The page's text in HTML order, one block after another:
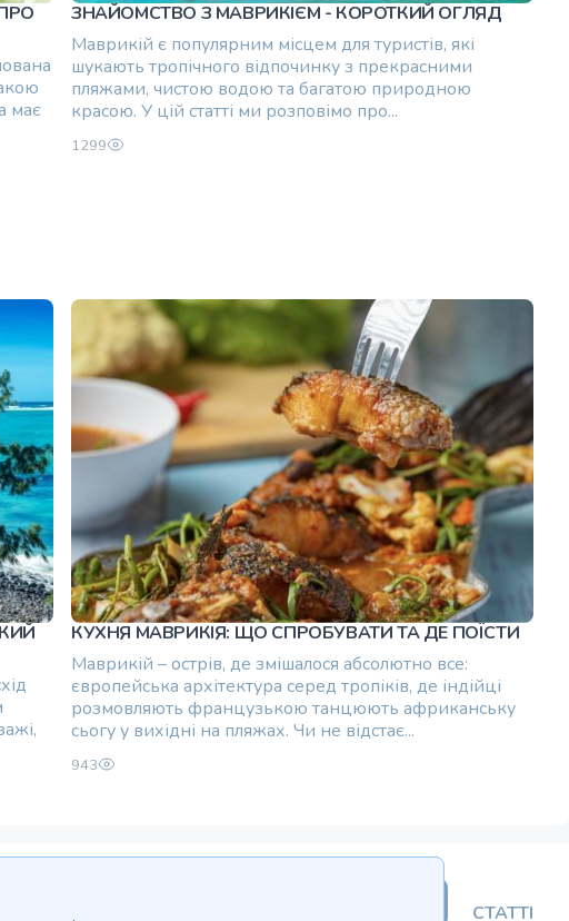
має
ЗНАЙОМСТВО З МАВРИКІЄМ - КОРОТКИЙ ОГЛЯД
Маврикій є популярним місцем для туристів, які
шукають тропічного відпочинку з прекрасними
пляжами, чистою водою та багатою природною
красою. У цій статті ми розповімо про...
1299
КУХНЯ МАВРИКІЯ: ЩО СПРОБУВАТИ ТА ДЕ ПОЇСТИ
Маврикій – острів, де змішалося абсолютно все:
європейська архітектура серед тропіків, де індійці
розмовляють французькою танцюють африканську
сьогу у вихідні на пляжах. Чи не відстає...
943
СТАТТІ